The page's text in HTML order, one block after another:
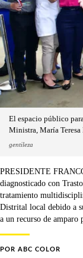
El espacio público
Ministra, María Teresa
gentileza
PRESIDENTE
diagnosticado con
tratamiento
Distrital local debido a
a un recurso de amparo
POR ABC COLOR